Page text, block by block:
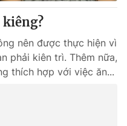
nếu không có sự chấp
khi phát hành lại
nên được thực hiện vì
phải kiên trì. Thêm nữa,
thích hợp với việc ăn...